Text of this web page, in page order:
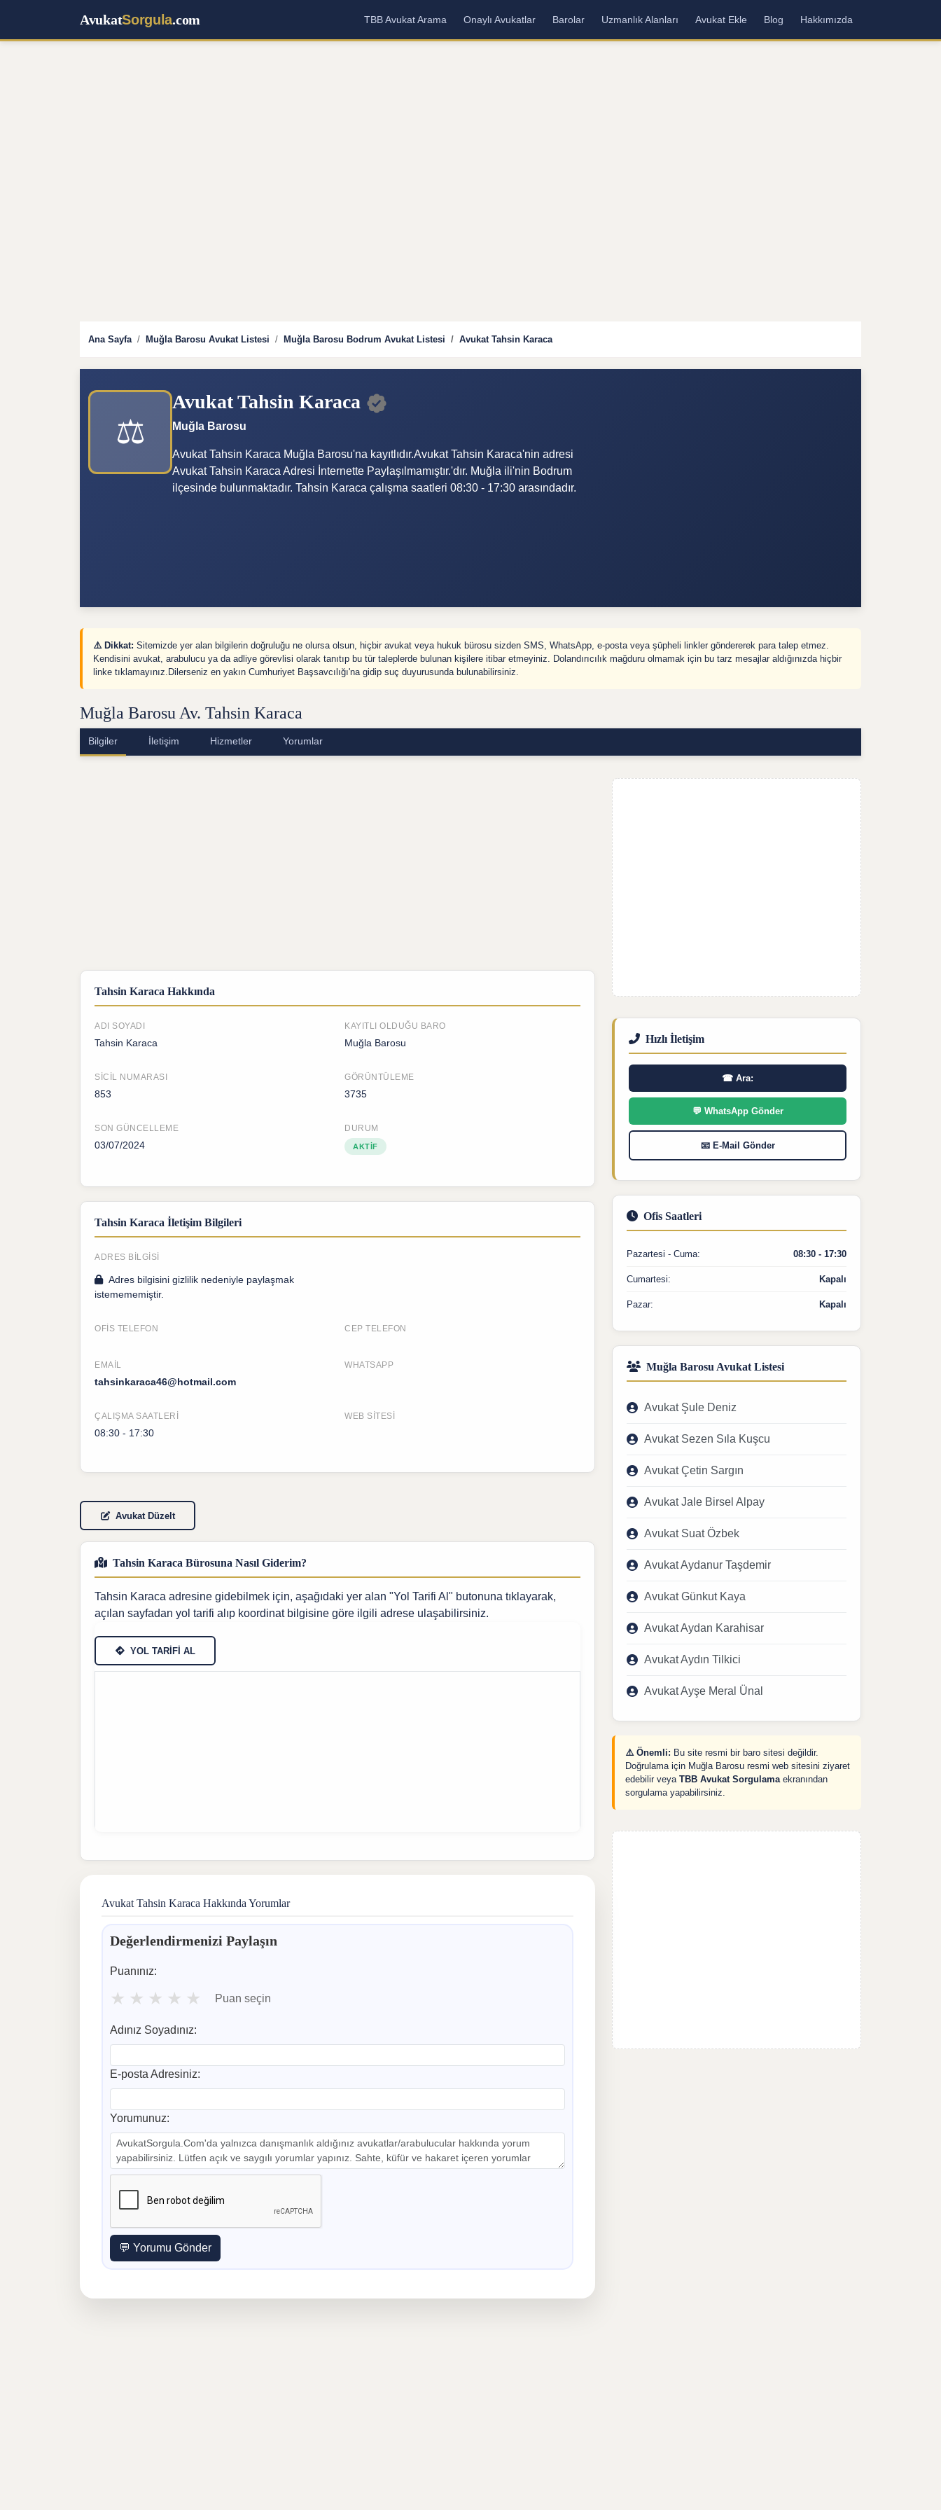
AvukatSorgula.com TBB Avukat Arama Onaylı Avukatlar Barolar Uzmanlık Alanları Avukat Ekle Blog Hakkımızda
Ana Sayfa Muğla Barosu Avukat Listesi Muğla Barosu Bodrum Avukat Listesi Avukat Tahsin Karaca
⚖️
Avukat Tahsin Karaca
Muğla Barosu
Avukat Tahsin Karaca Muğla Barosu'na kayıtlıdır.Avukat Tahsin Karaca'nin adresi
Avukat Tahsin Karaca Adresi İnternette Paylaşılmamıştır.'dır. Muğla ili'nin Bodrum
ilçesinde bulunmaktadır. Tahsin Karaca çalışma saatleri 08:30 - 17:30 arasındadır.
⚠️ Dikkat: Sitemizde yer alan bilgilerin doğruluğu ne olursa olsun, hiçbir avukat veya hukuk bürosu sizden SMS, WhatsApp, e-posta veya şüpheli linkler göndererek para talep etmez.
Kendisini avukat, arabulucu ya da adliye görevlisi olarak tanıtıp bu tür taleplerde bulunan kişilere itibar etmeyiniz. Dolandırıcılık mağduru olmamak için bu tarz mesajlar aldığınızda hiçbir
linke tıklamayınız.Dilerseniz en yakın Cumhuriyet Başsavcılığı'na gidip suç duyurusunda bulunabilirsiniz.
Muğla Barosu Av. Tahsin Karaca
Bilgiler İletişim Hizmetler Yorumlar
Tahsin Karaca Hakkında
ADI SOYADI
Tahsin Karaca
KAYITLI OLDUĞU BARO
Muğla Barosu
SICIL NUMARASI
853
GÖRÜNTÜLEME
3735
SON GÜNCELLEME
03/07/2024
DURUM
AKTIF
Tahsin Karaca İletişim Bilgileri
ADRES BILGISI
Adres bilgisini gizlilik nedeniyle paylaşmak
istemememiştir.
OFIS TELEFON CEP TELEFON
EMAIL
tahsinkaraca46@hotmail.com
WHATSAPP
ÇALIŞMA SAATLERI
08:30 - 17:30
WEB SITESI
Avukat Düzelt
Tahsin Karaca Bürosuna Nasıl Giderim?
Tahsin Karaca adresine gidebilmek için, aşağıdaki yer alan "Yol Tarifi Al" butonuna tıklayarak,
açılan sayfadan yol tarifi alıp koordinat bilgisine göre ilgili adrese ulaşabilirsiniz.
YOL TARİFİ AL
Avukat Tahsin Karaca Hakkında Yorumlar
Değerlendirmenizi Paylaşın
Puanınız:
★ ★ ★ ★ ★ Puan seçin
Adınız Soyadınız:
E-posta Adresiniz:
Yorumunuz:
💬 Yorumu Gönder
Hızlı İletişim
☎ Ara:
💬 WhatsApp Gönder
📧 E-Mail Gönder
Ofis Saatleri
Pazartesi - Cuma: 08:30 - 17:30
Cumartesi: Kapalı
Pazar: Kapalı
Muğla Barosu Avukat Listesi
Avukat Şule Deniz
Avukat Sezen Sıla Kuşcu
Avukat Çetin Sargın
Avukat Jale Birsel Alpay
Avukat Suat Özbek
Avukat Aydanur Taşdemir
Avukat Günkut Kaya
Avukat Aydan Karahisar
Avukat Aydın Tilkici
Avukat Ayşe Meral Ünal
⚠️ Önemli: Bu site resmi bir baro sitesi değildir.
Doğrulama için Muğla Barosu resmi web sitesini ziyaret
edebilir veya TBB Avukat Sorgulamaekranından
sorgulama yapabilirsiniz.